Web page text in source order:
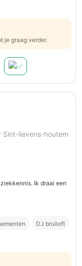
je graag verder.
Sint-lievens-houtem
Ik draai een
DJ bruiloft